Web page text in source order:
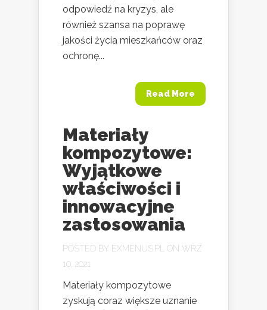
odpowiedź na kryzys, ale
również szansa na poprawę
jakości życia mieszkańców oraz
ochronę...
Read More
Materiały
kompozytowe:
Wyjątkowe
właściwości i
innowacyjne
zastosowania
POSTED BY EXMENUS.PL
ON WRZ
10, 2021
Materiały kompozytowe
zyskują coraz większe uznanie